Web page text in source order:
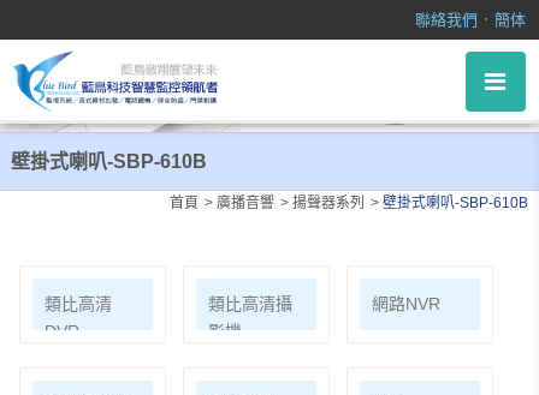
聯絡我們 ． 簡体
壁掛式喇叭-SBP-610B
首頁 廣播音響 揚聲器系列 壁掛式喇叭-SBP-610B
類比高清
DVR
類比高清攝
影機
網路NVR